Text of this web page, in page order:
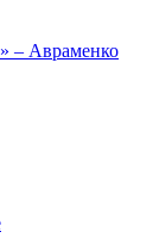
– Авраменко